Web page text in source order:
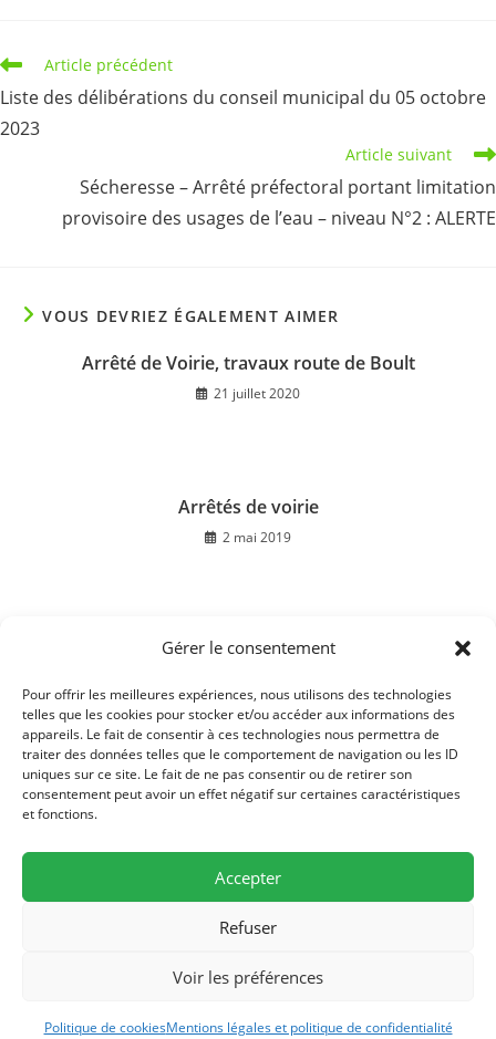
Gérer le consentement
Pour offrir les meilleures expériences, nous utilisons des technologies
telles que les cookies pour stocker et/ou accéder aux informations des
appareils. Le fait de consentir à ces technologies nous permettra de
traiter des données telles que le comportement de navigation ou les ID
uniques sur ce site. Le fait de ne pas consentir ou de retirer son
consentement peut avoir un effet négatif sur certaines caractéristiques
et fonctions.
Accepter
Refuser
Voir les préférences
Politique de cookiesMentions légales et politique de confidentialité
Read
articles
Article précédent
Liste des délibérations du conseil municipal du 05 octobre
2023
Article suivant
Sécheresse – Arrêté préfectoral portant limitation
provisoire des usages de l’eau – niveau N°2 : ALERTE
VOUS DEVRIEZ ÉGALEMENT AIMER
Arrêté de Voirie, travaux route de Boult
21 juillet 2020
Arrêtés de voirie
2 mai 2019
Travaux élagage et abattage arbres pour
31 août 2023
Mairie de Bussières, 19 rue de l'église, F-70190 Bussières - Tél./Fax (0)3
81 57 77 84